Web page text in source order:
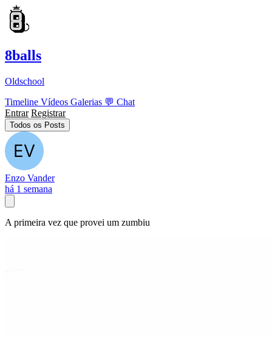
8balls
Oldschool
Timeline Vídeos Galerias 💬 Chat
Entrar Registrar
Todos os Posts
Enzo Vander
há 1 semana
A primeira vez que provei um zumbiu